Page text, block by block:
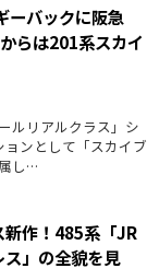
ーバックに阪急
らは201系スカイ
ルリアルクラス」シ
ンとして「スカイブ
し…
新作！485系「JR
」の全貌を見